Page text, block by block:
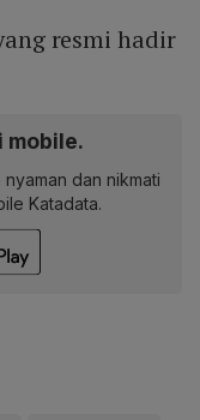
resmi hadir
mobile.
dan nikmati
Katadata.